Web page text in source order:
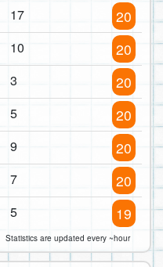
17 20
10 20
3 20
5 20
9 20
7 20
5 19
Statistics are updated every ~hour